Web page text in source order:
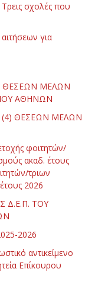
σχολές που
για
ΘΕΣΕΩΝ ΜΕΛΩΝ
ΑΘΗΝΩΝ
ΘΕΣΕΩΝ ΜΕΛΩΝ
φοιτητών/
ακαδ. έτους
τριων
2026
Δ.Ε.Π. ΤΟΥ
2026
αντικείμενο
Επίκουρου